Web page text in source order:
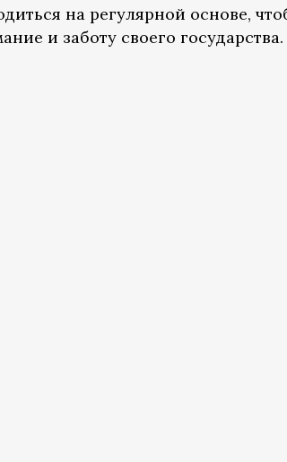
на регулярной основе,
и заботу своего государства.